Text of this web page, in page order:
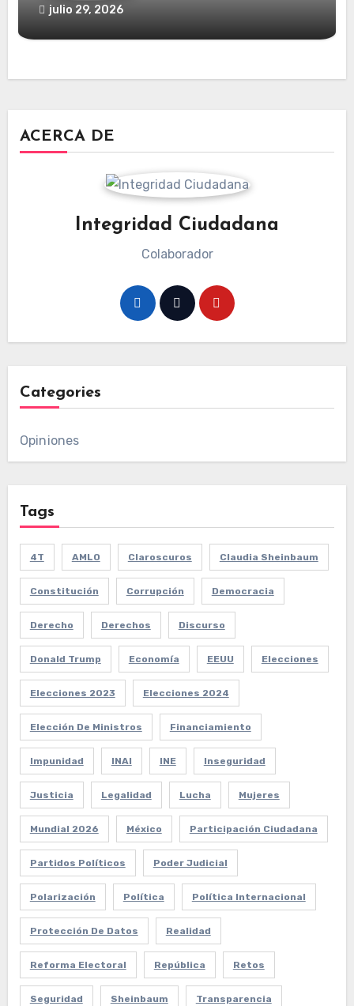
julio 29, 2026
ACERCA DE
Integridad Ciudadana
Colaborador
Categories
Opiniones
Tags
4T AMLO Claroscuros Claudia Sheinbaum
Constitución Corrupción Democracia
Derecho Derechos Discurso
Donald Trump Economía EEUU Elecciones
Elecciones 2023 Elecciones 2024
Elección De Ministros Financiamiento
Impunidad INAI INE Inseguridad
Justicia Legalidad Lucha Mujeres
Mundial 2026 México Participación Ciudadana
Partidos Políticos Poder Judicial
Polarización Política Política Internacional
Protección De Datos Realidad
Reforma Electoral República Retos
Seguridad Sheinbaum Transparencia